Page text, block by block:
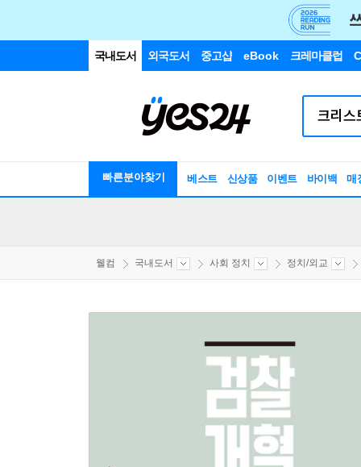
국내도서 외국도서 중고샵 eBook 크레마클럽
빠른분야찾기 베스트 신상품 이벤트 바이백 매
웰컴 국내도서 사회 정치 정치/외교